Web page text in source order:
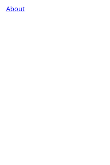
About